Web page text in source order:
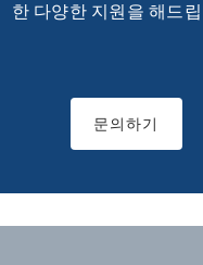
한 다양한 지원을 해드
문의하기